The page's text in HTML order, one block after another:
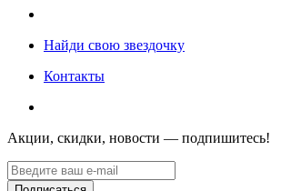
Найди свою звездочку
Контакты
Акции, скидки, новости — подпишитесь!